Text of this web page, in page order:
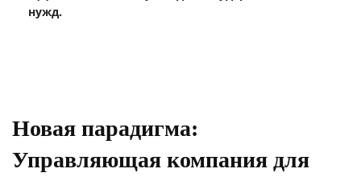
нужд.
Новая парадигма:
Управляющая компания для